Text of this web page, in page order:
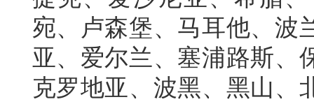
宛、卢森堡、马耳他、波
亚、爱尔兰、塞浦路斯、
克罗地亚、波黑、黑山、